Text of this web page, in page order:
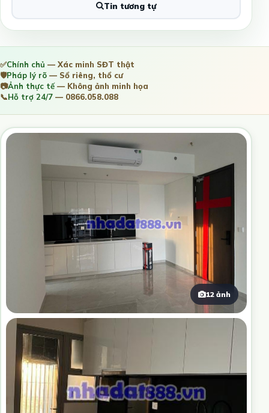
Tin tương tự
✅Chính chủ — Xác minh SĐT thật
🛡️Pháp lý rõ — Sổ riêng, thổ cư
📷Ảnh thực tế— Không ảnh minh họa
📞Hỗ trợ 24/7 — 0866.058.088
12 ảnh